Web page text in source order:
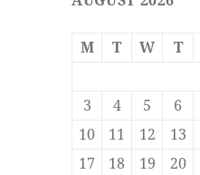
M T W T
3
4 5 6
10
11 12 13
17
18 19 20